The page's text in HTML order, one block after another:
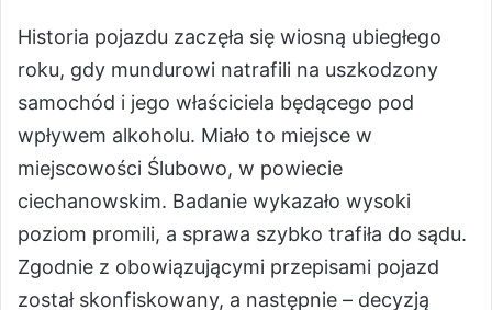
Historia pojazdu zaczęła się wiosną ubiegłego
roku, gdy mundurowi natrafili na uszkodzony
samochód i jego właściciela będącego pod
wpływem alkoholu. Miało to miejsce w
miejscowości Ślubowo, w powiecie
ciechanowskim. Badanie wykazało wysoki
poziom promili, a sprawa szybko trafiła do sądu.
Zgodnie z obowiązującymi przepisami pojazd
został skonfiskowany, a następnie – decyzją